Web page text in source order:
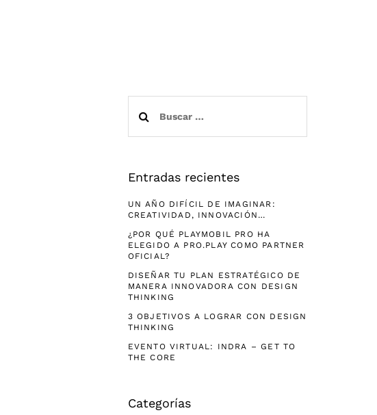
Entradas recientes
UN AÑO DIFÍCIL DE IMAGINAR:
CREATIVIDAD, INNOVACIÓN…
¿POR QUÉ PLAYMOBIL PRO HA
ELEGIDO A PRO.PLAY COMO PARTNER
OFICIAL?
DISEÑAR TU PLAN ESTRATÉGICO DE
MANERA INNOVADORA CON DESIGN
THINKING
3 OBJETIVOS A LOGRAR CON DESIGN
THINKING
EVENTO VIRTUAL: INDRA – GET TO
THE CORE
Categorías